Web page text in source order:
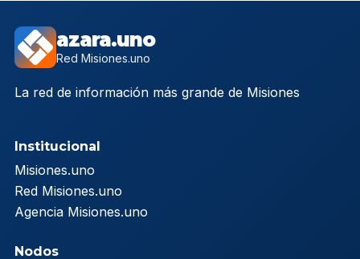
azara.uno
Red Misiones.uno
La red de información más grande de Misiones
Institucional
Misiones.uno
Red Misiones.uno
Agencia Misiones.uno
Nodos